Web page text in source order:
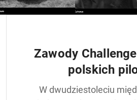
Zawody
polskich
W dwudziestoleciu